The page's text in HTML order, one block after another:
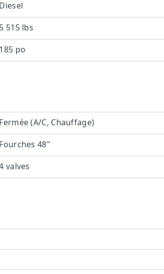
Diesel
5 515 lbs
185 po
Fermée (A/C, Chauffage)
Fourches 48"
valves